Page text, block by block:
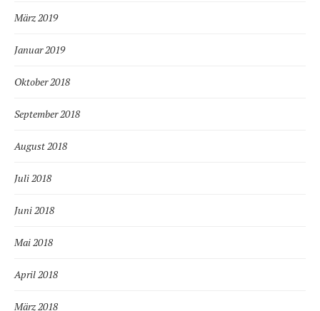
März 2019
Januar 2019
Oktober 2018
September 2018
August 2018
Juli 2018
Juni 2018
Mai 2018
April 2018
März 2018